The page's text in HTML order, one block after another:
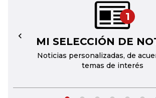
1
MI SELECCIÓN DE
Noticias personalizadas, de
temas de interés
←